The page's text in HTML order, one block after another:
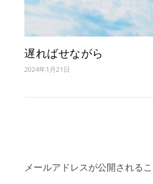
遅ればせながら
2024年1月21日
メールアドレスが公開されるこ